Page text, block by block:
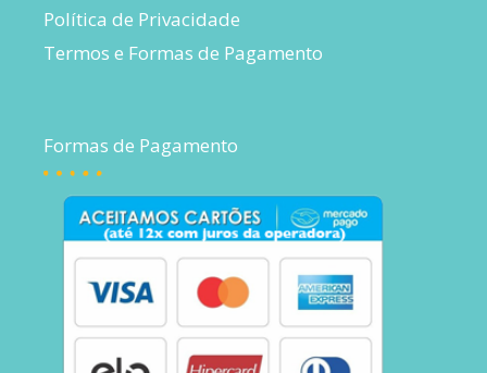
Política de Privacidade
Termos e Formas de Pagamento
Formas de Pagamento